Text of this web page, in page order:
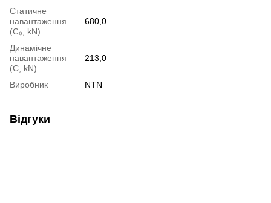
Статичне
навантаження
(С₀, kN)
680,0
Динамічне
навантаження
(С, kN)
213,0
Виробник NTN
Відгуки